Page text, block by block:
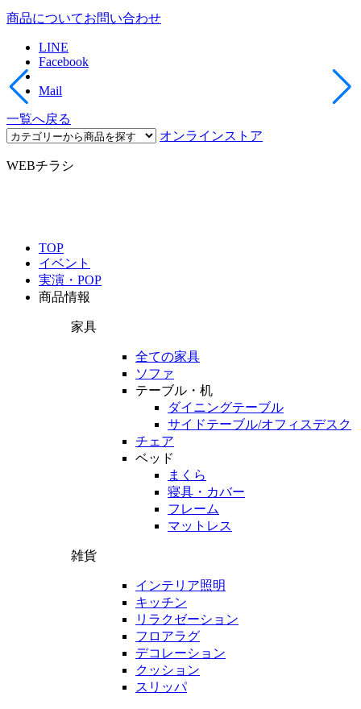
商品についてお問い合わせ
LINE
Facebook
Mail
一覧へ戻る
オンラインストア
WEBチラシ
TOP
イベント
実演・POP
商品情報
家具
全ての家具
ソファ
テーブル・机
ダイニングテーブル
サイドテーブル/オフィスデスク
チェア
ベッド
まくら
寝具・カバー
フレーム
マットレス
雑貨
インテリア照明
キッチン
リラクゼーション
フロアラグ
デコレーション
クッション
スリッパ